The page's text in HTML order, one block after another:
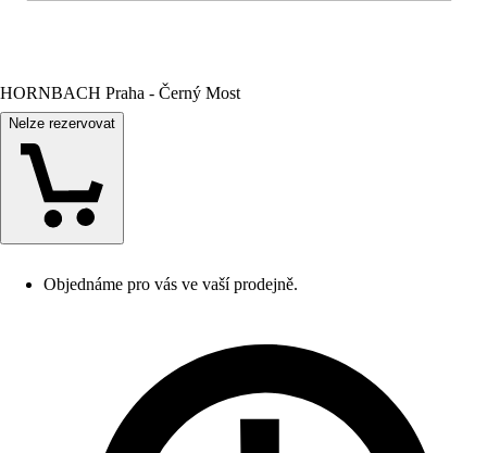
HORNBACH Praha - Černý Most
Nelze rezervovat
Objednáme pro vás ve vaší prodejně.